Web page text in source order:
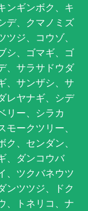
ンギンボク、キ
デ、クマノミズ
ジ、コウゾ、
シ、ゴマギ、ゴ
、サラサドウダ
、サンザシ、サ
レヤナギ、シデ
リー、シラカ
ークツリー、
、センダン、
、ダンコウバ
、ツクバネウツ
ンツツジ、ドク
、トネリコ、ナ